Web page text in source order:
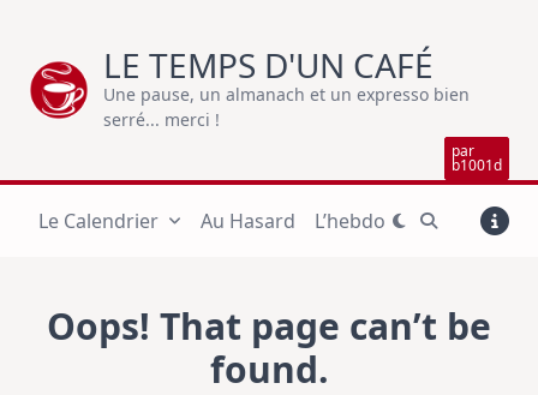
content
LE TEMPS D'UN CAFÉ
Une pause, un almanach et un expresso bien
serré... merci !
par
b1001d
Le Calendrier Au Hasard L’hebdo
Oops! That page can’t be
found.